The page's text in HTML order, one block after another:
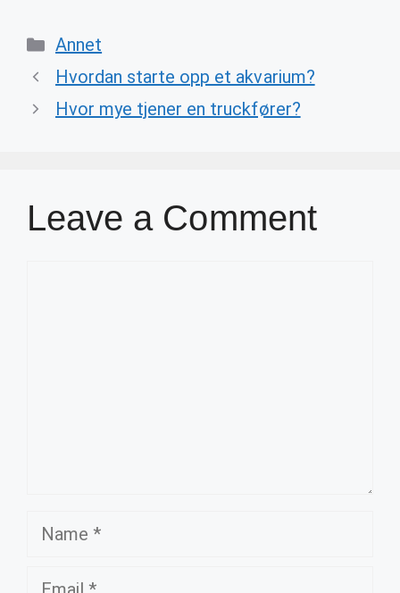
Categories
Annet
Hvordan starte opp et akvarium?
Hvor mye tjener en truckfører?
Leave a Comment
Name
Email